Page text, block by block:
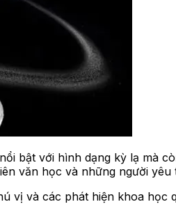
bật với hình dạng kỳ lạ mà
văn học và những người
vị và các phát hiện khoa